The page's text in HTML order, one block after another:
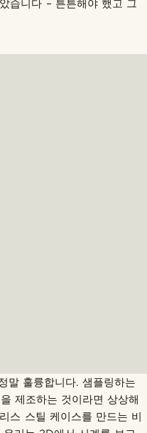
습니다 – 튼튼해야 했고 그
말 훌륭합니다. 샘플링하는
제조하는 것이라면 상상해
스 스틸 케이스를 만드는 비